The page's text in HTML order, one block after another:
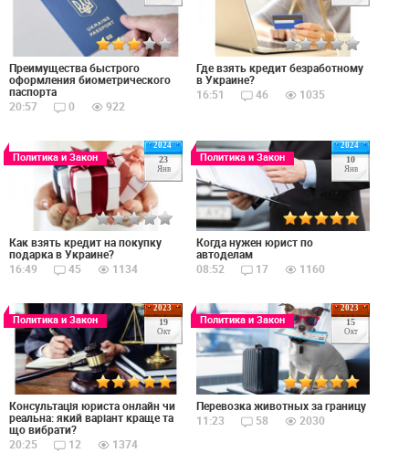
Преимущества быстрого
оформления биометрического
паспорта
20:57
0 922
Где взять кредит безработному
в Украине?
16:51
46 1035
2024
23
Янв
Политика и Закон
Как взять кредит на покупку
подарка в Украине?
16:49
45 1134
2024
10
Янв
Политика и Закон
Когда нужен юрист по
автоделам
08:52
17 1160
2023
19
Окт
Политика и Закон
Консультація юриста онлайн чи
реальна: який варіант краще та
що вибрати?
20:25
12 1374
2023
15
Окт
Политика и Закон
Перевозка животных за границу
11:23
58 2030